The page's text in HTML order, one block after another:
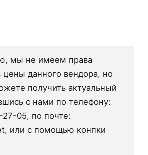
мы не имеем права
цены данного вендора, но
получить актуальный
с нами по телефону:
05, по почте:
, или с помощью конпки